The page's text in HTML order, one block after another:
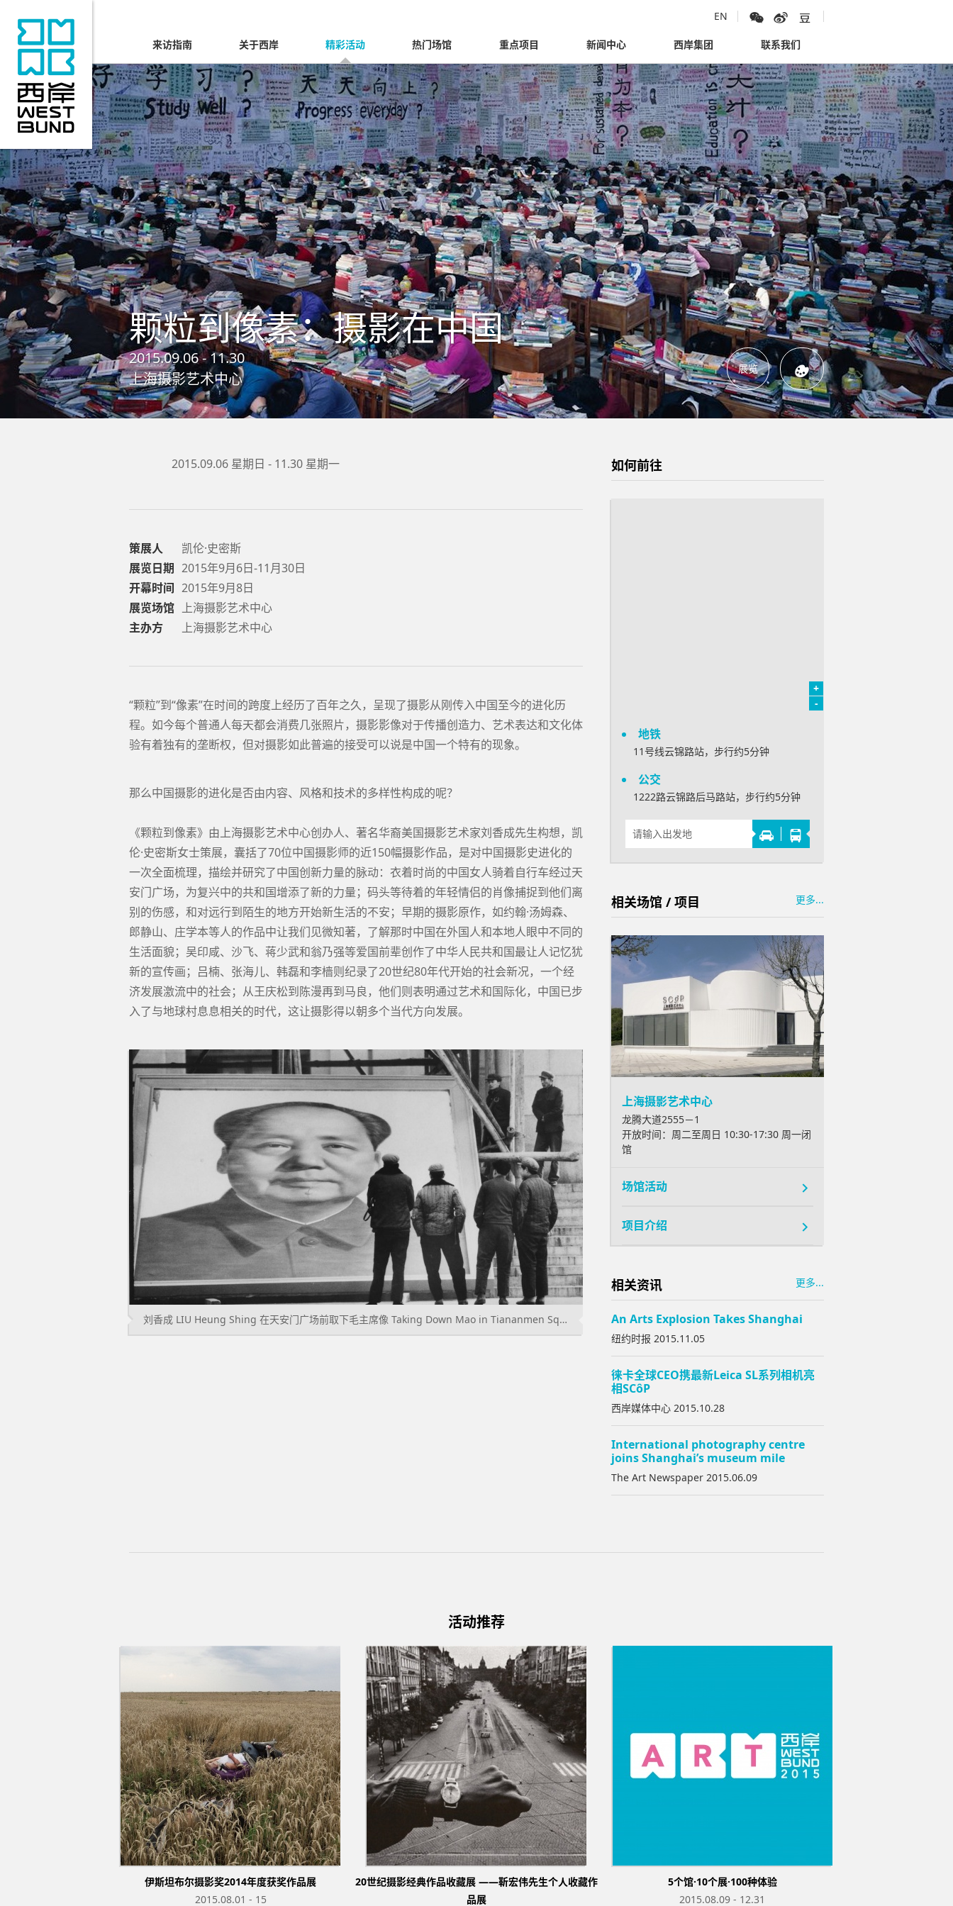
EN
来访指南 关于西岸 精彩活动 热门场馆 重点项目 新闻中心 西岸集团 联系我们
颗粒到像素：摄影在中国
2015.09.06 - 11.30
上海摄影艺术中心
展览
2015.09.06 星期日 - 11.30 星期一
策展人
凯伦·史密斯
展览日期 2015年9月6日-11月30日
开幕时间 2015年9月8日
展览场馆 上海摄影艺术中心
主办方
上海摄影艺术中心
“颗粒”到“像素”在时间的跨度上经历了百年之久，呈现了摄影从刚传入中国至今的进化历
程。如今每个普通人每天都会消费几张照片，摄影影像对于传播创造力、艺术表达和文化体
验有着独有的垄断权，但对摄影如此普遍的接受可以说是中国一个特有的现象。
那么中国摄影的进化是否由内容、风格和技术的多样性构成的呢？
《颗粒到像素》由上海摄影艺术中心创办人、著名华裔美国摄影艺术家刘香成先生构想，凯
伦·史密斯女士策展，囊括了70位中国摄影师的近150幅摄影作品，是对中国摄影史进化的
一次全面梳理，描绘并研究了中国创新力量的脉动：衣着时尚的中国女人骑着自行车经过天
安门广场，为复兴中的共和国增添了新的力量；码头等待着的年轻情侣的肖像捕捉到他们离
别的伤感，和对远行到陌生的地方开始新生活的不安；早期的摄影原作，如约翰·汤姆森、
郎静山、庄学本等人的作品中让我们见微知著，了解那时中国在外国人和本地人眼中不同的
生活面貌；吴印咸、沙飞、蒋少武和翁乃强等爱国前辈创作了中华人民共和国最让人记忆犹
新的宣传画；吕楠、张海儿、韩磊和李樯则纪录了20世纪80年代开始的社会新况，一个经
济发展激流中的社会；从王庆松到陈漫再到马良，他们则表明通过艺术和国际化，中国已步
入了与地球村息息相关的时代，这让摄影得以朝多个当代方向发展。
刘香成 LIU Heung Shing 在天安门广场前取下毛主席像 Taking Down Mao in Tiananmen Square 1980 15×23cm 明胶银盐 Silver gelatin print
如何前往
+
-
地铁
11号线云锦路站，步行约5分钟
公交
1222路云锦路后马路站，步行约5分钟
相关场馆 / 项目 更多...
上海摄影艺术中心
龙腾大道2555－1
开放时间：周二至周日 10:30-17:30 周一闭
馆
场馆活动
项目介绍
相关资讯 更多...
An Arts Explosion Takes Shanghai
纽约时报 2015.11.05
徕卡全球CEO携最新Leica SL系列相机亮
相SCôP
西岸媒体中心 2015.10.28
International photography centre
joins Shanghai’s museum mile
The Art Newspaper 2015.06.09
活动推荐
伊斯坦布尔摄影奖2014年度获奖作品展
2015.08.01 - 15
20世纪摄影经典作品收藏展 ——靳宏伟先生个人收藏作
品展
5个馆·10个展·100种体验
2015.08.09 - 12.31